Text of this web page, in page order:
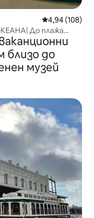
Средна
4,94 (108)
До плажа
близо до
музей